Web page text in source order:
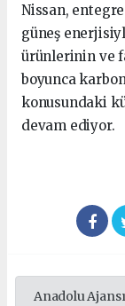
Nissan,
güneş
ürünlerinin ve
boyunca
konusundaki
devam ediyor.
Anadolu